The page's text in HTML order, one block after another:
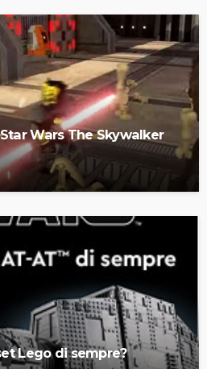
Wars The Skywalker
Lego di sempre?